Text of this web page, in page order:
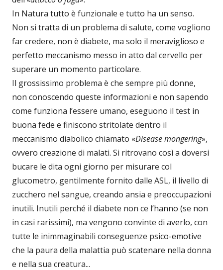
In Natura tutto è funzionale e tutto ha un senso.
Non si tratta di un problema di salute, come vogliono
far credere, non è diabete, ma solo il meraviglioso e
perfetto meccanismo messo in atto dal cervello per
superare un momento particolare.
Il grossissimo problema è che sempre più donne,
non conoscendo queste informazioni e non sapendo
come funziona l’essere umano, eseguono il test in
buona fede e finiscono stritolate dentro il
meccanismo diabolico chiamato «Disease mongering»,
ovvero creazione di malati. Si ritrovano così a doversi
bucare le dita ogni giorno per misurare col
glucometro, gentilmente fornito dalle ASL, il livello di
zucchero nel sangue, creando ansia e preoccupazioni
inutili. Inutili perché il diabete non ce l’hanno (se non
in casi rarissimi), ma vengono convinte di averlo, con
tutte le inimmaginabili conseguenze psico-emotive
che la paura della malattia può scatenare nella donna
e nella sua creatura...